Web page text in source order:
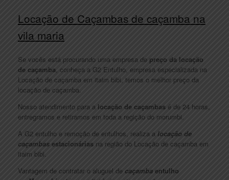
Locação de Caçambas de caçamba na
vila maria
Se vocês está procurando uma empresa de preço da locação
de caçamba , conheça a G2 Entulho, empresa especializada na
Locação de caçamba em itaim bibi, temos o melhor preço da
locação de caçamba.
Nosso atendimento para a locação de caçambas é de 24 horas,
entregramos e retiramos em toda a regição do morumbi.
A G2 entulho e remoção de entulhos, realiza a locação de
caçambas estacionárias na região do Locação de caçamba em
itaim bibi.
Vantagem de contratar o aluguel de caçamba entulho